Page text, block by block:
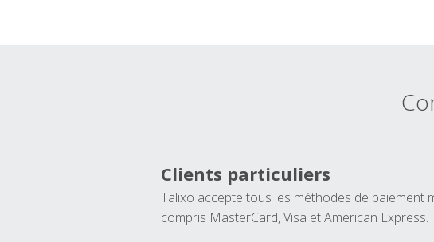
Clients particuliers
Talixo accepte tous les méthodes de paiement
compris MasterCard, Visa et American Express.